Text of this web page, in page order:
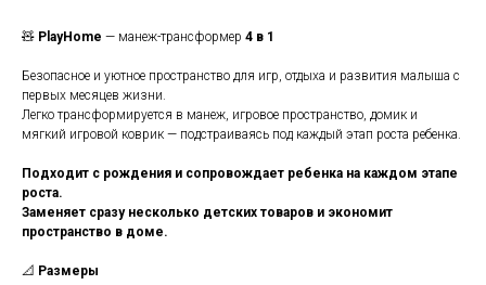
🧸 PlayHome — манеж-трансформер 4 в 1
Безопасное и уютное пространство для игр, отдыха и развития малыша с
первых месяцев жизни.
Легко трансформируется в манеж, игровое пространство, домик и
мягкий игровой коврик — подстраиваясь под каждый этап роста ребенка.
Подходит с рождения и сопровождает ребенка на каждом этапе
роста.
Заменяет сразу несколько детских товаров и экономит
пространство в доме.
📐 Размеры